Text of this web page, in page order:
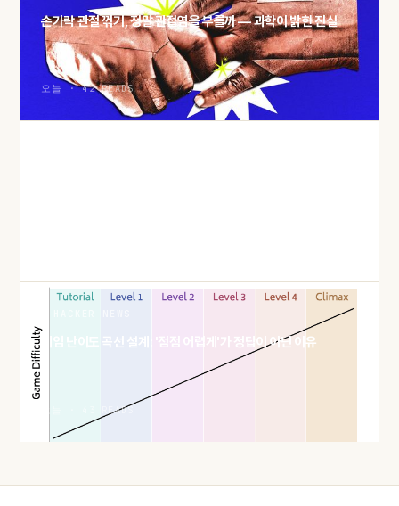
손가락 관절 꺾기, 정말 관절염을 부를까 — 과학이 밝힌 진실
오늘 · 42 READS
게임 난이도 곡선 설계: '점점 어렵게'가 정답이 아닌 이유
오늘 · 43 READS